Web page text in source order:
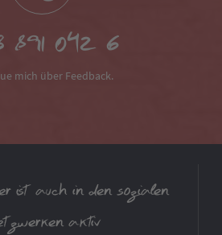
891 042 6
mich über Feedback.
ist auch in den sozialen
aktiv